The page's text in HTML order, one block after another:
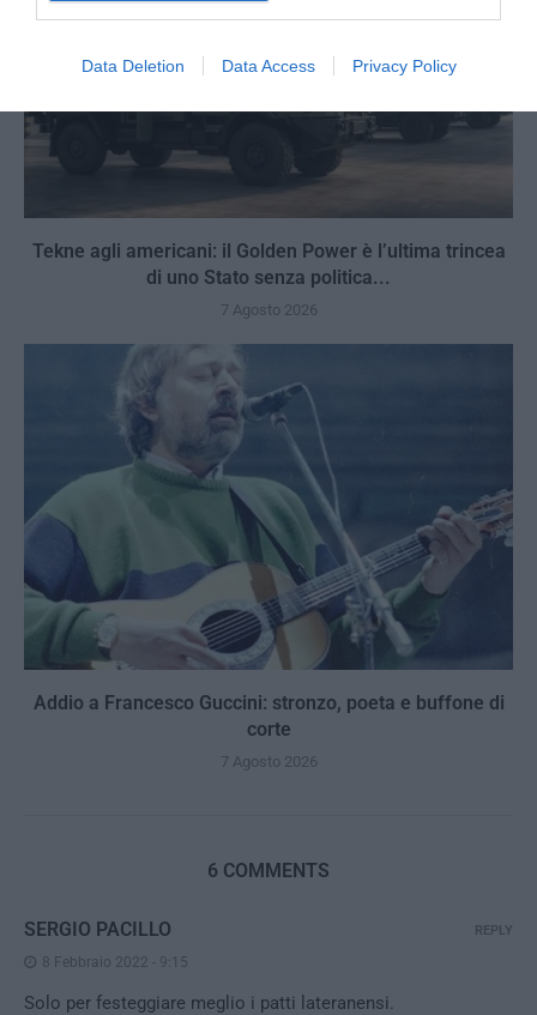
Data Deletion Data Access Privacy Policy
Tekne agli americani: il Golden Power è l’ultima trincea
di uno Stato senza politica...
7 Agosto 2026
Addio a Francesco Guccini: stronzo, poeta e buffone di
corte
7 Agosto 2026
6 COMMENTS
SERGIO PACILLO
8 Febbraio 2022 - 9:15
Solo per festeggiare meglio i patti lateranensi.
REPLY